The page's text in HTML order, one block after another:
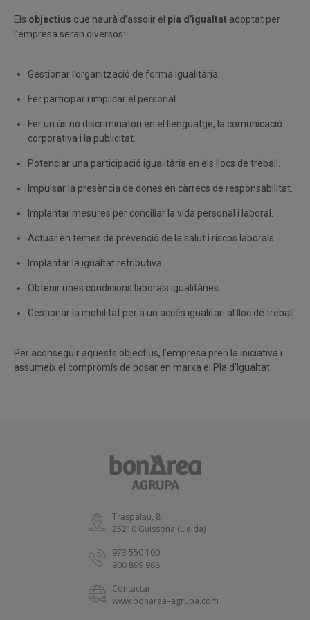
Els objectius que haurà d’assolir el pla d’igualtat adoptat per
l’empresa seran diversos:
Gestionar l’organització de forma igualitària.
Fer participar i implicar el personal.
Fer un ús no discriminatori en el llenguatge, la comunicació
corporativa i la publicitat.
Potenciar una participació igualitària en els llocs de treball.
Impulsar la presència de dones en càrrecs de responsabilitat.
Implantar mesures per conciliar la vida personal i laboral.
Actuar en temes de prevenció de la salut i riscos laborals.
Implantar la igualtat retributiva.
Obtenir unes condicions laborals igualitàries.
Gestionar la mobilitat per a un accés igualitari al lloc de treball.
Per aconseguir aquests objectius, l’empresa pren la iniciativa i
assumeix el compromís de posar en marxa el Pla d’Igualtat.
Traspalau, 8
25210 Guissona (Lleida)
973 550 100
900 899 988
Contactar
www.bonarea–agrupa.com